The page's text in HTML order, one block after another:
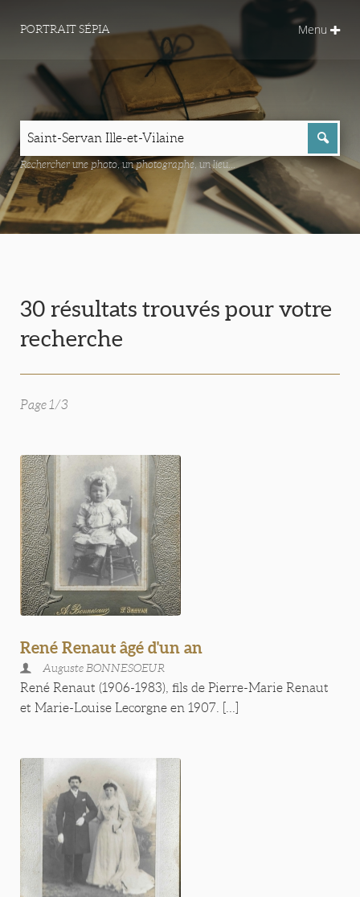
PORTRAIT SÉPIA Menu
Rechercher une photo, un photographe, un lieu...
30 résultats trouvés pour votre
recherche
Page 1/3
René Renaut âgé d'un an
Auguste BONNESOEUR
René Renaut (1906-1983), fils de Pierre-Marie Renaut
et Marie-Louise Lecorgne en 1907. [...]